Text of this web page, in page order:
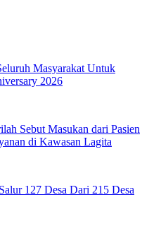
Masyarakat Untuk
2026
Sebut Masukan dari Pasien
di Kawasan Lagita
127 Desa Dari 215 Desa